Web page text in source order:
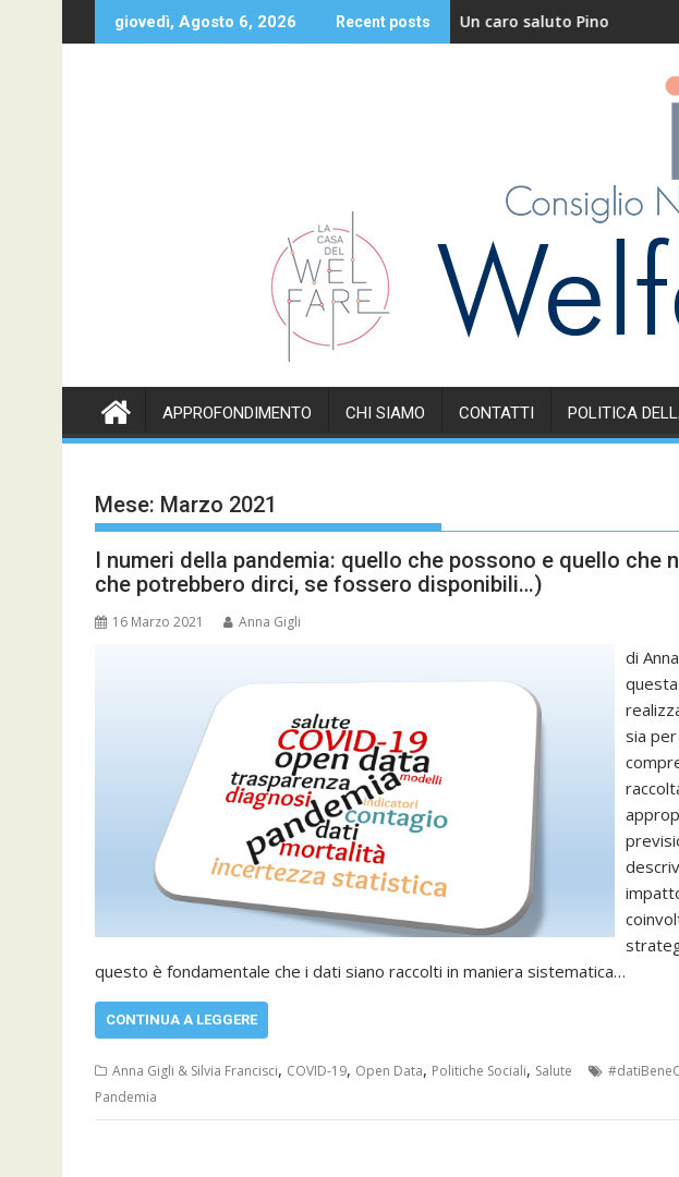
to
giovedì, Agosto 6, 2026 Recent posts
alle famiglie Un caro saluto Pino
APPROFONDIMENTO CHI SIAMO CONTATTI POLITICA
Mese: Marzo 2021
I numeri della pandemia: quello che possono e quello che
che potrebbero dirci, se fossero disponibili…)
16 Marzo 2021 Anna Gigli
di
sia
questo è fondamentale che i dati siano raccolti in maniera sistematica…
CONTINUA A LEGGERE
Anna Gigli & Silvia Francisci, COVID-19, Open Data, Politiche Sociali, Salute
Pandemia